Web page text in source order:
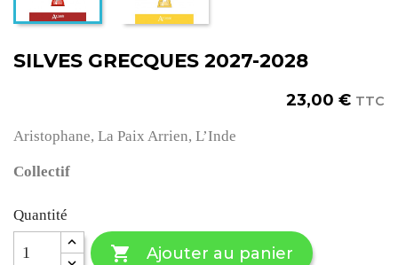
SILVES GRECQUES 2027-2028
23,00 € TTC
Aristophane, La Paix Arrien, L’Inde
Collectif
Quantité
 Ajouter au panier